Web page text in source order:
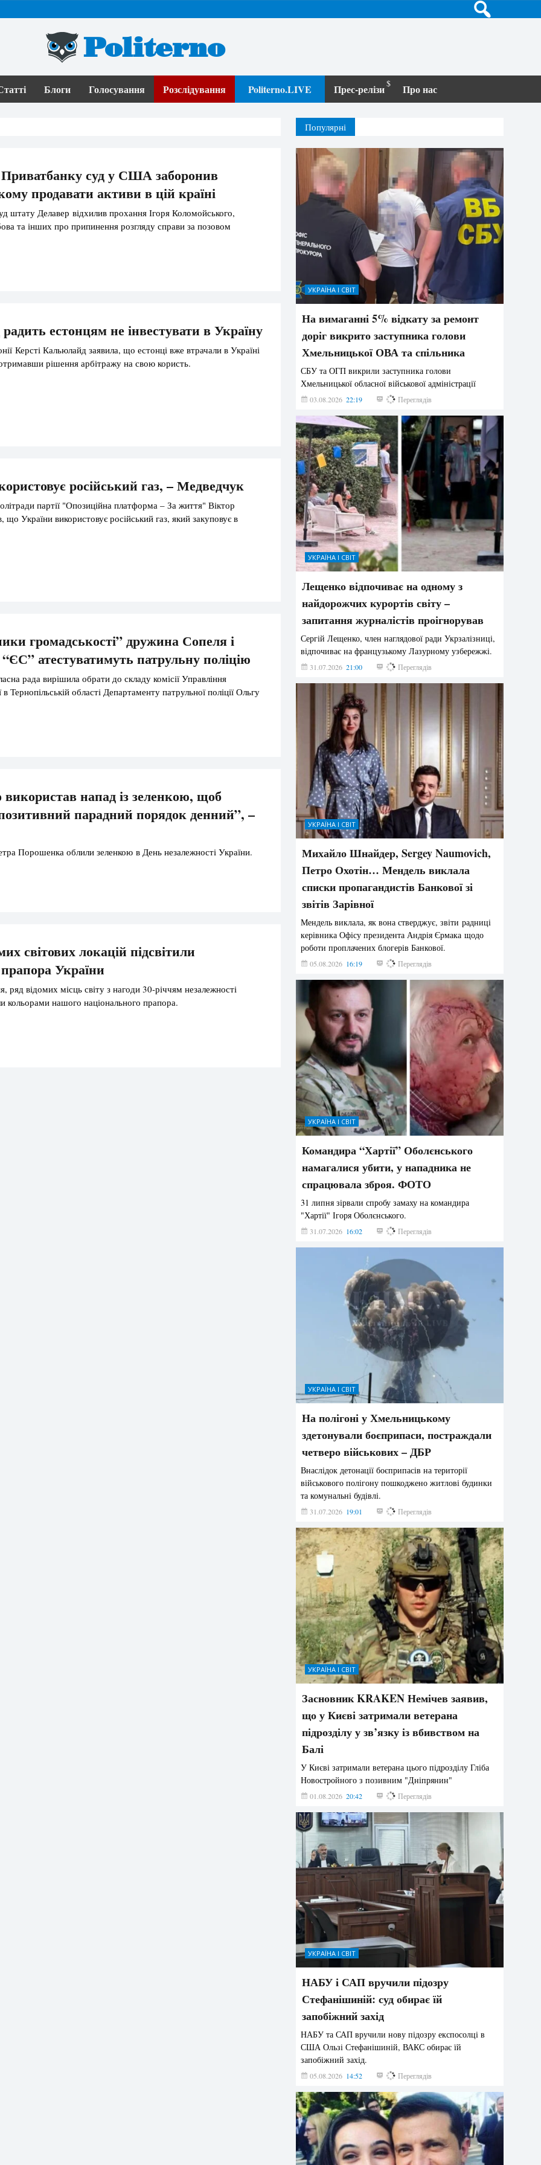
Politerno
Блоги Голосування Розслідування Politerno.LIVE Прес-релізи Про нас
суд у США заборонив
продавати активи в цій країні
штату Делавер відхилив прохання Ігоря Коломойського,
та інших про припинення розгляду справи за позовом
естонцям не інвестувати в Україну
Керсті Кальюлайд заявила, що естонці вже втрачали в Україні
отримавши рішення арбітражу на свою користь.
російський газ, – Медведчук
партії "Опозиційна платформа – За життя" Віктор
що України використовує російський газ, який закуповує в
громадськості” дружина Сопеля і
“ЄС” атестуватимуть патрульну поліцію
рада вирішила обрати до складу комісії Управління
в Тернопільській області Департаменту патрульної поліції Ольгу
напад із зеленкою, щоб
парадний порядок денний”, –
Порошенка облили зеленкою в День незалежності України.
світових локацій підсвітили
України
ряд відомих місць світу з нагоди 30-річчям незалежності
кольорами нашого національного прапора.
Популярні
УКРАЇНА І СВІТ
На вимаганні 5% відкату за ремонт
доріг викрито заступника голови
Хмельницької ОВА та спільника
СБУ та ОГП викрили заступника голови
Хмельницької обласної військової адміністрації
03.08.2026 22:19 853 Переглядів
УКРАЇНА І СВІТ
Лещенко відпочиває на одному з
найдорожчих курортів світу –
запитання журналістів проігнорував
Сергій Лещенко, член наглядової ради Укрзалізниці,
відпочиває на французькому Лазурному узбережжі.
31.07.2026 21:00 215 Переглядів
УКРАЇНА І СВІТ
Михайло Шнайдер, Sergey Naumovich,
Петро Охотін… Мендель виклала
списки пропагандистів Банкової зі
звітів Зарівної
Мендель виклала, як вона стверджує, звіти радниці
керівника Офісу президента Андрія Єрмака щодо
роботи проплачених блогерів Банкової.
05.08.2026 16:19 203 Переглядів
УКРАЇНА І СВІТ
Командира “Хартії” Оболєнського
намагалися убити, у нападника не
спрацювала зброя. ФОТО
31 липня зірвали спробу замаху на командира
"Хартії" Ігоря Оболєнського.
31.07.2026 16:02 198 Переглядів
УКРАЇНА І СВІТ
На полігоні у Хмельницькому
здетонували боєприпаси, постраждали
четверо військових – ДБР
Внаслідок детонації боєприпасів на території
військового полігону пошкоджено житлові будинки
та комунальні будівлі.
31.07.2026 19:01 190 Переглядів
УКРАЇНА І СВІТ
Засновник KRAKEN Немічев заявив,
що у Києві затримали ветерана
підрозділу у зв’язку із вбивством на
Балі
У Києві затримали ветерана цього підрозділу Гліба
Новостройного з позивним "Дніпрянин"
01.08.2026 20:42 181 Переглядів
УКРАЇНА І СВІТ
НАБУ і САП вручили підозру
Стефанішиній: суд обирає їй
запобіжний захід
НАБУ та САП вручили нову підозру експосолці в
США Ользі Стефанішиній, ВАКС обирає їй
запобіжний захід.
05.08.2026 14:52 146 Переглядів